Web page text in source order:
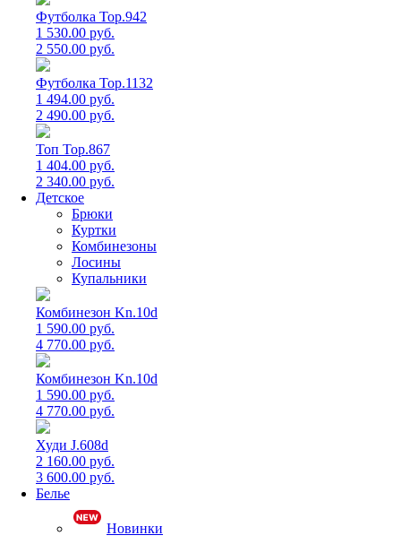
Футболка Top.942
1 530.00 руб.
2 550.00 руб.
Футболка Top.1132
1 494.00 руб.
2 490.00 руб.
Топ Top.867
1 404.00 руб.
2 340.00 руб.
Детское
Брюки
Куртки
Комбинезоны
Лосины
Купальники
Комбинезон Kn.10d
1 590.00 руб.
4 770.00 руб.
Комбинезон Kn.10d
1 590.00 руб.
4 770.00 руб.
Худи J.608d
2 160.00 руб.
3 600.00 руб.
Белье
Новинки